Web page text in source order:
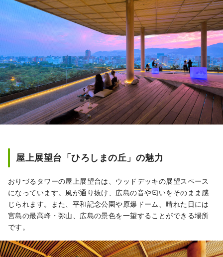
屋上展望台「ひろしまの丘」の魅力
おりづるタワーの屋上展望台は、ウッドデッキの展望スペース
になっています。風が通り抜け、広島の音や匂いをそのまま感
じられます。また、平和記念公園や原爆ドーム、晴れた日には
宮島の最高峰・弥山、広島の景色を一望することができる場所
です。